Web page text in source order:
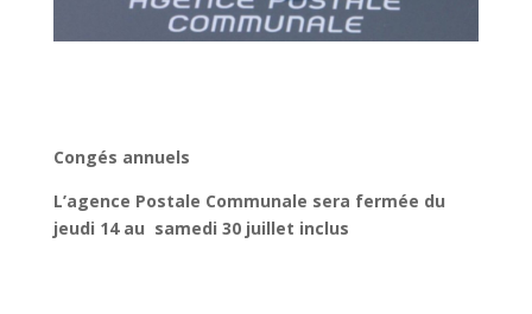
Congés annuels
L’agence Postale Communale sera fermée du
jeudi 14 au samedi 30 juillet inclus